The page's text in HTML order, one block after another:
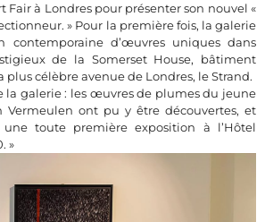
Fair à Londres pour présenter son nouvel «
» Pour la première fois, la galerie
contemporaine d’œuvres uniques dans
de la Somerset House, bâtiment
célèbre avenue de Londres, le Strand.
la galerie : les œuvres de plumes du jeune
Vermeulen ont pu y être découvertes, et
une toute première exposition à l’Hôtel
»